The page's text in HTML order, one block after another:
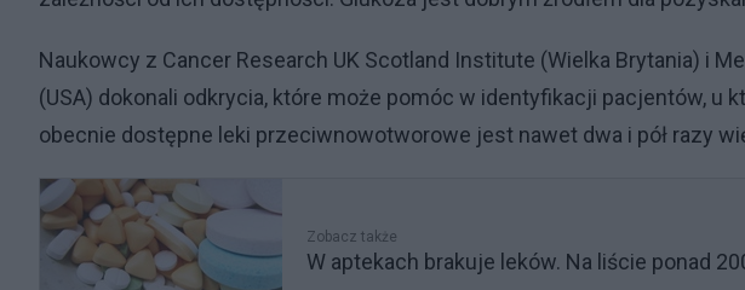
Naukowcy z Cancer Research UK Scotland Institute (Wielka Brytania) i
(USA) dokonali odkrycia, które może pomóc w identyfikacji pacjentów, u
obecnie dostępne leki przeciwnowotworowe jest nawet dwa i pół razy
Zobacz także
W aptekach brakuje leków. Na liście ponad